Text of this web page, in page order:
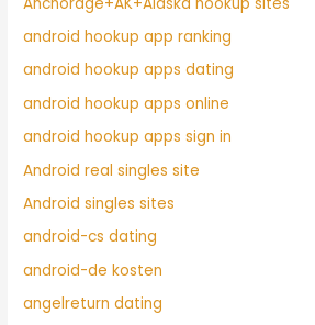
android hookup app ranking
android hookup apps dating
android hookup apps online
android hookup apps sign in
Android real singles site
Android singles sites
android-cs dating
android-de kosten
angelreturn dating